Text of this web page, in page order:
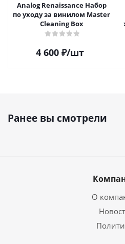
Analog Renaissance Набор
по уходу за винилом Master
Cleaning Box
4 600₽/шт
Ранее вы смотрели
О